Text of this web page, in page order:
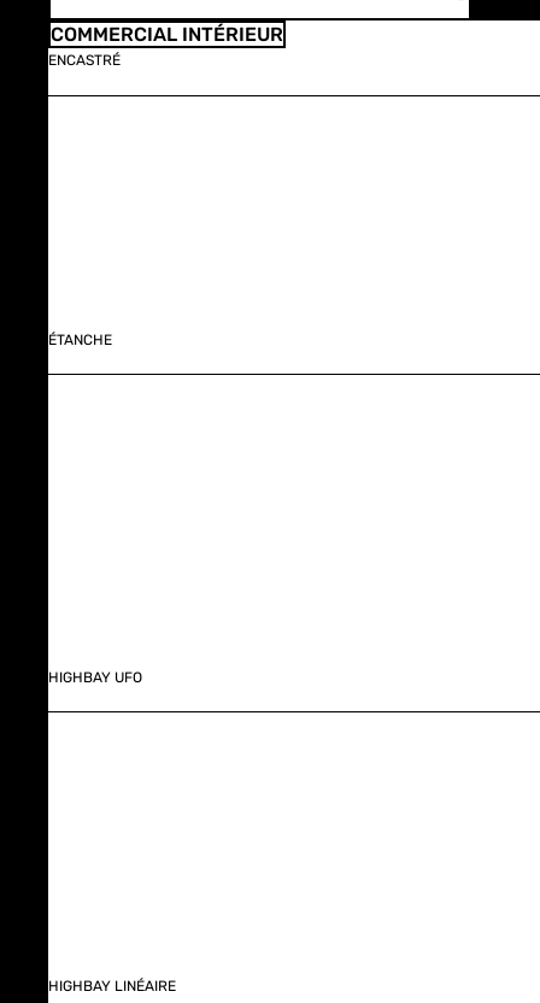
COMMERCIAL INTÉRIEUR
ENCASTRÉ
ÉTANCHE
HIGHBAY UFO
HIGHBAY LINÉAIRE